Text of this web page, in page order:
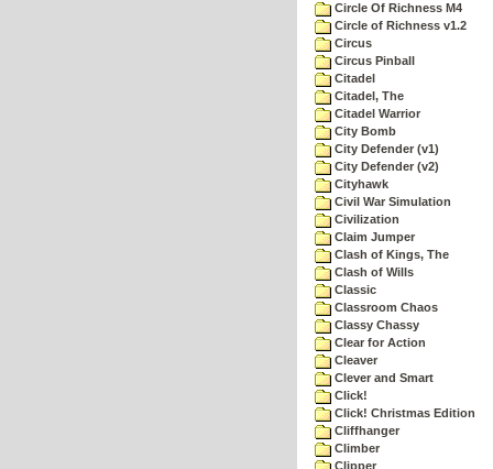
Circle Of Richness M4
Circle of Richness v1.2
Circus
Circus Pinball
Citadel
Citadel, The
Citadel Warrior
City Bomb
City Defender (v1)
City Defender (v2)
Cityhawk
Civil War Simulation
Civilization
Claim Jumper
Clash of Kings, The
Clash of Wills
Classic
Classroom Chaos
Classy Chassy
Clear for Action
Cleaver
Clever and Smart
Click!
Click! Christmas Edition
Cliffhanger
Climber
Clipper